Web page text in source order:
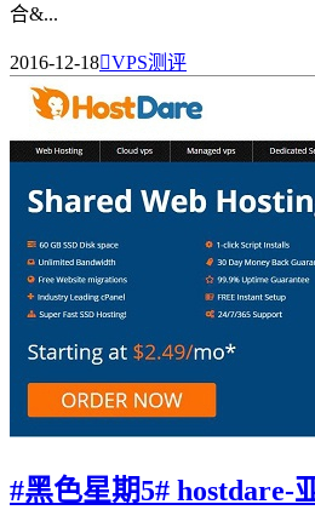
合&...
2016-12-18VPS测评
#黑色星期5# hostdare-